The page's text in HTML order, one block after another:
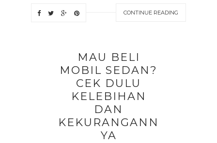
CONTINUE READING
MAU BELI
MOBIL SEDAN?
CEK DULU
KELEBIHAN
DAN
KEKURANGANN
YA